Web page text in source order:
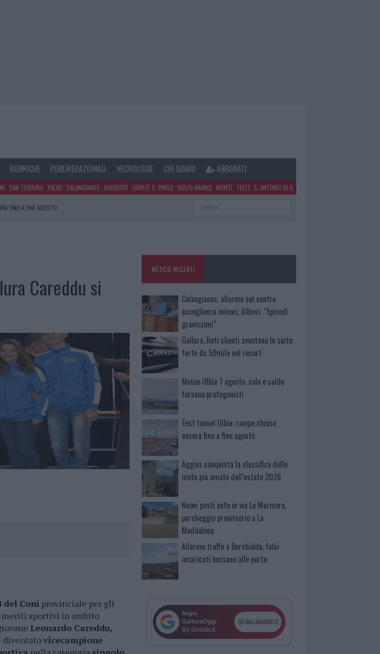
RUBRICHE PUBLIREDAZIONALI NECROLOGIE CHI SIAMO ABBONATI
SAN TEODORO PALAU CALANGIANUS BUDDUSÒ LOIRI P. S. PAOLO GOLFO ARANCI MONTI TELTI S. ANTONIO DI G.
FINO A FINE AGOSTO
Careddu si
del Coni provinciale per gli
meriti sportivi in ambito
Leonardo Careddu,
diventatovicecampione
NOTIZIE RECENTI
Calangianus, allarme sul centro
accoglienza minori, Albieri: “Episodi
gravissimi”
Gallura, finti clienti svuotano le suite:
furto da 50mila nel resort
Meteo Olbia 7 agosto, sole e caldo
tornano protagonisti
Test tunnel Olbia: rampe chiuse
ancora fino a fine agosto
Aggius conquista la classifica delle
mete più amate dell’estate 2026
Nuovi posti auto in via La Marmora,
parcheggio provvisorio a La
Maddalena
Allarme truffe a Berchidda, falsi
incaricati bussano alle porte